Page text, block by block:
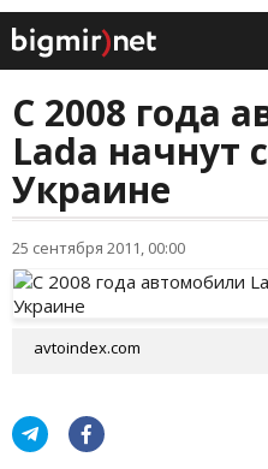
С 2008 года
Lada начнут
Украине
25 сентября 2011, 00:00
avtoindex.com